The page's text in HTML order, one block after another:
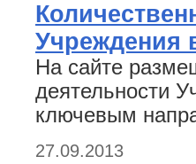
Учреждения
На сайте
деятельности
ключевым
27.09.2013